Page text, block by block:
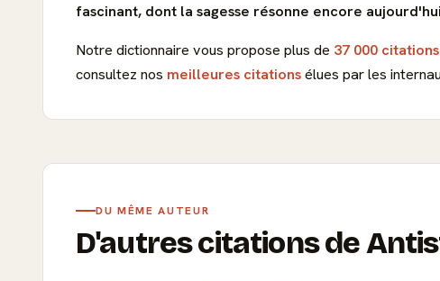
fascinant, dont la sagesse résonne encore
Notre dictionnaire vous propose plus de 37 000
consultez nos meilleures citationsélues par les
DU MÊME AUTEUR
D'autres citations de